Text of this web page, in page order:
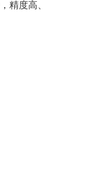
精度高、